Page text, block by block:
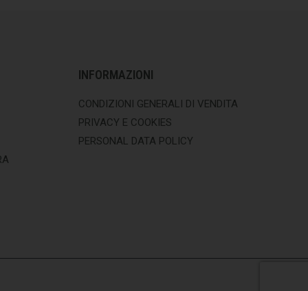
INFORMAZIONI
CONDIZIONI GENERALI DI VENDITA
PRIVACY E COOKIES
PERSONAL DATA POLICY